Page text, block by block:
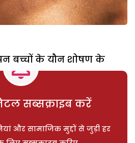
बच्चों के यौन शोषण के
सब्सक्राइब करें
और सामाजिक मुद्दों से जुड़ी हर